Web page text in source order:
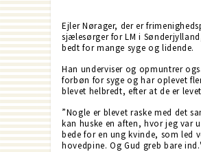
Ejler Nørager, der er
sjælesørger for LM i
bedt for mange syge og lidende.
Han underviser og opmuntrer
forbøn for syge og har oplevet
blevet helbredt, efter at de er
”Nogle er blevet raske med det
kan huske en aften, hvor jeg var
bede for en ung kvinde, som led
hovedpine. Og Gud greb bare